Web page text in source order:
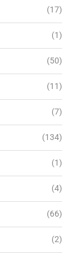
(17)
(1)
(50)
(11)
(7)
(134)
(1)
(4)
(66)
(2)